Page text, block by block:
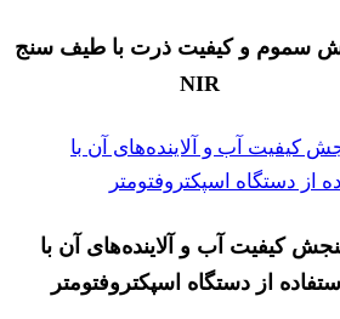
سموم و کیفیت ذرت با طیف سنج
NIR
کیفیت آب و آلاینده‌های آن با
استفاده از دستگاه اسپکتروفتومتر